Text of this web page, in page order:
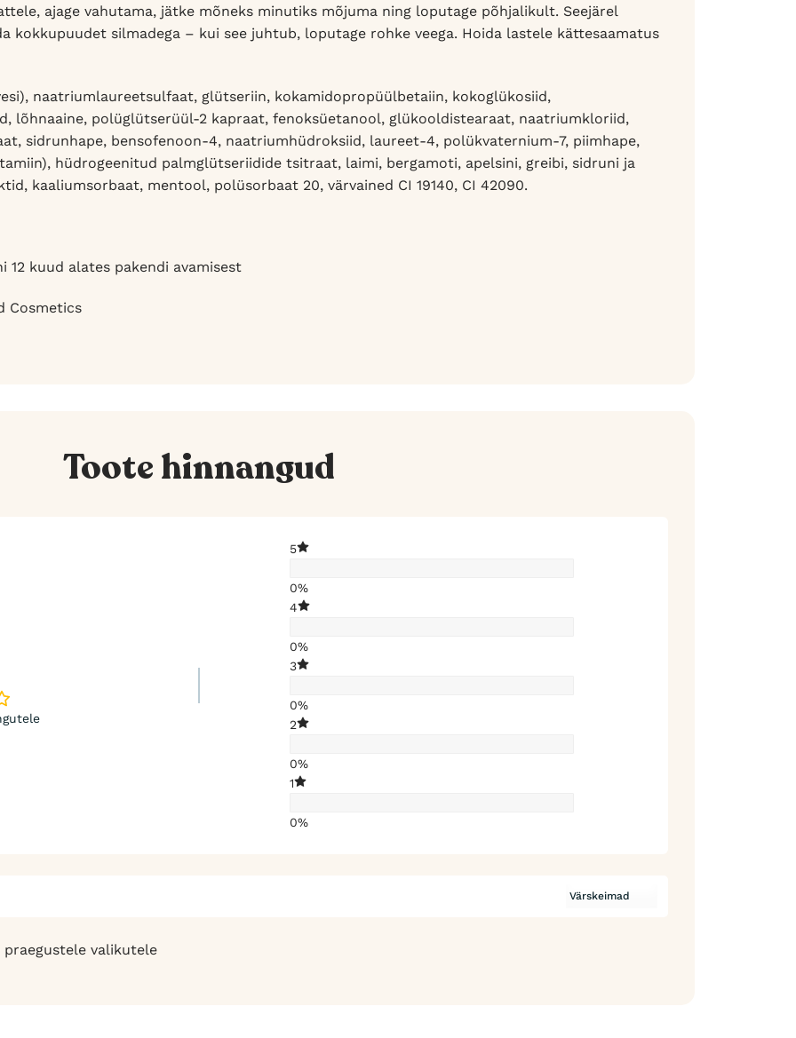
ajage vahutama, jätke mõneks minutiks mõjuma ning loputage põhjalikult. Seejärel
kokkupuudet silmadega – kui see juhtub, loputage rohke veega. Hoida lastele kättesaamatus
naatriumlaureetsulfaat, glütseriin, kokamidopropüülbetaiin, kokoglükosiid,
lõhnaaine, polüglütserüül-2 kapraat, fenoksüetanool, glükooldistearaat, naatriumkloriid,
sidrunhape, bensofenoon-4, naatriumhüdroksiid, laureet-4, polükvaternium-7, piimhape,
hüdrogeenitud palmglütseriidide tsitraat, laimi, bergamoti, apelsini, greibi, sidruni ja
kaaliumsorbaat, mentool, polüsorbaat 20, värvained CI 19140, CI 42090.
12 kuud alates pakendi avamisest
Cosmetics
Toote hinnangud
5
0%
4
0%
3
0%
2
0%
1
0%
praegustele valikutele